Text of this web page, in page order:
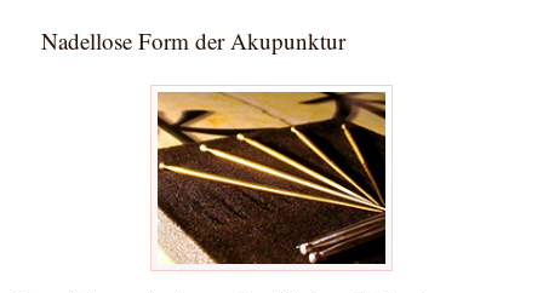
Nadellose Form der Akupunktur